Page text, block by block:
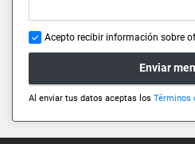
Acepto recibir información sobre
Enviar
Al enviar tus datos aceptas los Términos